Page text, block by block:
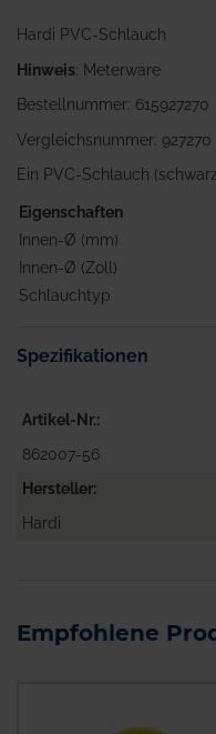
Hardi PVC-Schlauch
Hinweis: Meterware
Bestellnummer: 615927270
Vergleichsnummer: 927270
Ein PVC-Schlauch
Eigenschaften
Innen-Ø (mm)
Innen-Ø (Zoll)
Schlauchtyp
Spezifikationen
Artikel-Nr.
862007-56
Hersteller
Hardi
Empfohlene